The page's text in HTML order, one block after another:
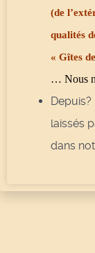
(de
qualités
« Gîtes
… Nous
laissés
dans